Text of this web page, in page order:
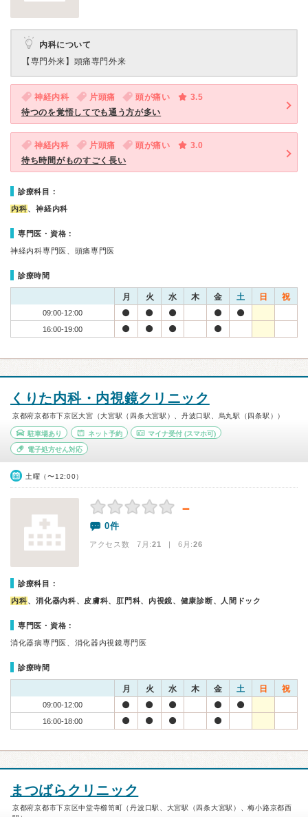
内科について
【専門外来】 頭痛専門外来
神経内科 片頭痛 頭が痛い
3.5
待つのを覚悟してでも通う方が多い
神経内科 片頭痛 頭が痛い
3.0
待ち時間がものすごく長い
診療科目：
内科、神経内科
専門医・資格：
神経内科専門医、頭痛専門医
診療時間
月 火 水 木 金 土 日 祝
09:00-12:00
16:00-19:00
くりた内科・内視鏡クリニック
京都府京都市下京区大宮（大宮駅（四条大宮駅）、丹波口駅、烏丸駅（四条駅））
駐車場あり ネット予約 マイナ受付 (スマホ可)
電子処方せん対応
土曜（〜12:00）
－
0件
アクセス数 7月:21 | 6月:26
診療科目：
内科、消化器内科、皮膚科、肛門科、内視鏡、健康診断、人間ドック
専門医・資格：
消化器病専門医、消化器内視鏡専門医
診療時間
月 火 水 木 金 土 日 祝
09:00-12:00
16:00-18:00
まつばらクリニック
京都府京都市下京区中堂寺櫛笥町（丹波口駅、大宮駅（四条大宮駅）、梅小路京都西